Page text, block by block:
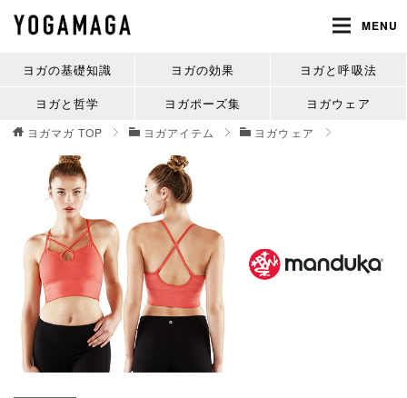
MENU
ヨガの基礎知識 ヨガの効果
ヨガと呼吸法
ヨガと哲学
ヨガポーズ集 ヨガウェア
ヨガマガ TOP ヨガアイテム ヨガウェア